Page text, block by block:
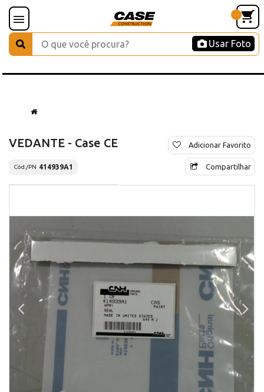
Usar Foto
VEDANTE - Case CE
Cód./PN 414939A1
Adicionar Favorito
Compartilhar